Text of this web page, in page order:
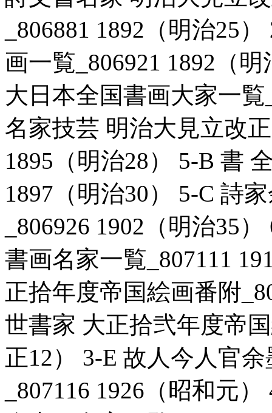
_806881 1892（明治25
画一覧_806921 1892（
大日本全国書画大家一覧
名家技芸 明治大見立改
1895（明治28） 5-B 書
1897（明治30） 5-C 詩
_806926 1902（明治35
書画名家一覧_807111
正拾年度帝国絵画番附
世書家 大正拾弐年度帝
正12） 3-E 故人今人官
_807116 1926（昭和元